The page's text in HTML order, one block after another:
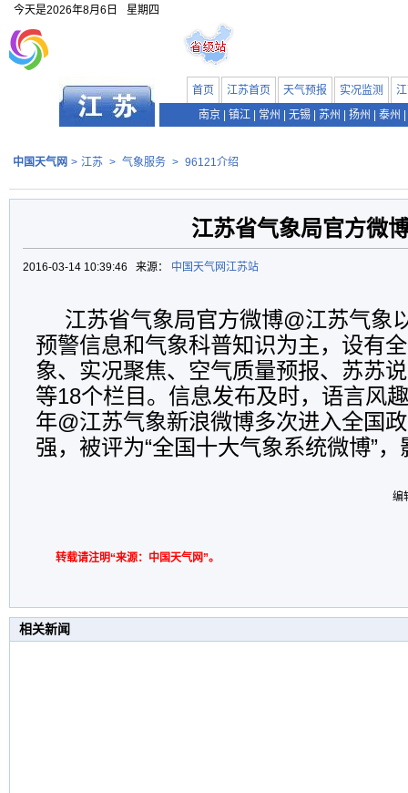
今天是2026年8月6日 星期四
首页 江苏首页 天气预报 实况监测
南京
镇江 常州 无锡 苏州 扬州 泰州
中国天气网 > 江苏 > 气象服务 > 96121介绍
江苏省气象局官方微
2016-03-14 10:39:46 来源： 中国天气网江苏站
江苏省气象局官方微博@江苏气象
预警信息和气象科普知识为主，设有
象、实况聚焦、空气质量预报、苏苏
等18个栏目。信息发布及时，语言风
年@江苏气象新浪微博多次进入全国
强，被评为“全国十大气象系统微博”
编
转载请注明“来源：中国天气网”。
相关新闻